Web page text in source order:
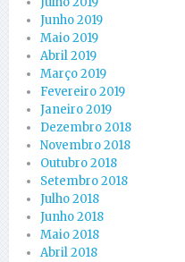
Junho 2019
Maio 2019
Abril 2019
Março 2019
Fevereiro 2019
Janeiro 2019
Dezembro 2018
Novembro 2018
Outubro 2018
Setembro 2018
Julho 2018
Junho 2018
Maio 2018
Abril 2018